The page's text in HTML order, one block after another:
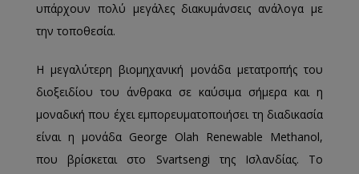
υπάρχουν πολύ μεγάλες διακυμάνσεις ανάλογα με
την τοποθεσία.
Η μεγαλύτερη βιομηχανική μονάδα μετατροπής του
διοξειδίου του άνθρακα σε καύσιμα σήμερα και η
μοναδική που έχει εμπορευματοποιήσει τη διαδικασία
είναι η μονάδα George Olah Renewable Methanol,
που βρίσκεται στο Svartsengi της Ισλανδίας. Το